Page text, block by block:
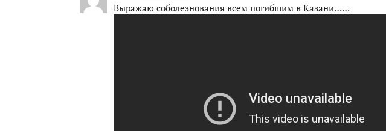
Выражаю соболезнования всем погибшим в Казани……